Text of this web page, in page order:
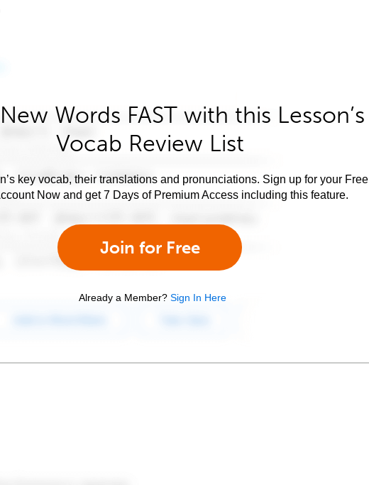
Words FAST with this Lesson’s
Vocab Review List
key vocab, their translations and pronunciations. Sign up for your Free
Now and get 7 Days of Premium Access including this feature.
Join for Free
Already a Member? Sign In Here